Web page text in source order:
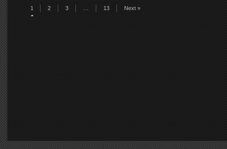
1 2 3 13 Next »